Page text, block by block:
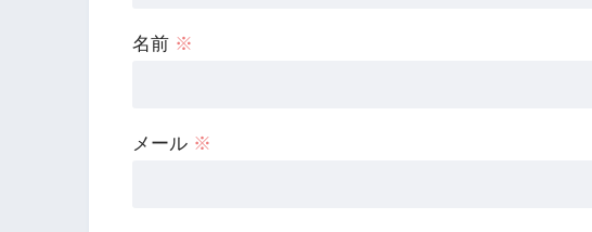
名前 ※
メール ※